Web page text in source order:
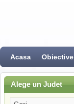
Acasa Obiective
Alege un Judet